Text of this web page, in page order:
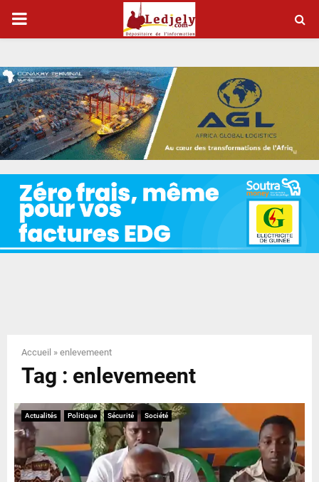
P
I
M
A
Y
N
U
Accueil » enlevemeent
Tag : enlevemeent
Actualités Politique Sécurité Société